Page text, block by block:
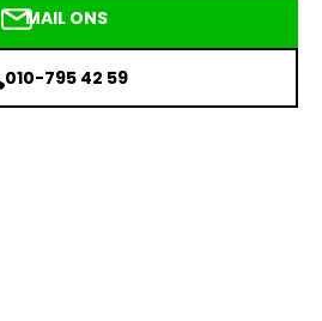
MAIL ONS
010-795 42 59